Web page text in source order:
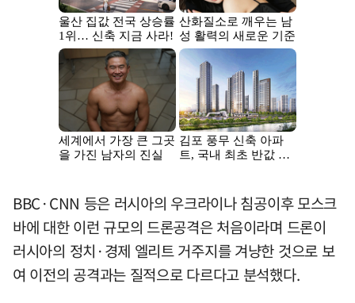
BBC·CNN 등은 러시아의 우크라이나 침공이후 모스크
바에 대한 이런 규모의 드론공격은 처음이라며 드론이
러시아의 정치·경제 엘리트 거주지를 겨냥한 것으로 보
여 이전의 공격과는 질적으로 다르다고 분석했다.